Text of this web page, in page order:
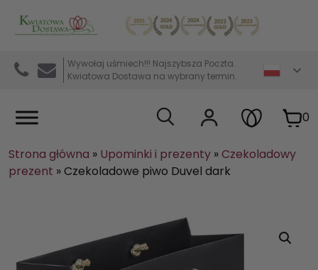
Kwiaciarnia internetowa Kwiatowa Dostawa
Wywołaj uśmiech!!! Najszybsza Poczta.
Kwiatowa Dostawa na wybrany termin.
0
Strona główna » Upominki i prezenty »Czekoladowy
prezent »Czekoladowe piwo Duvel dark